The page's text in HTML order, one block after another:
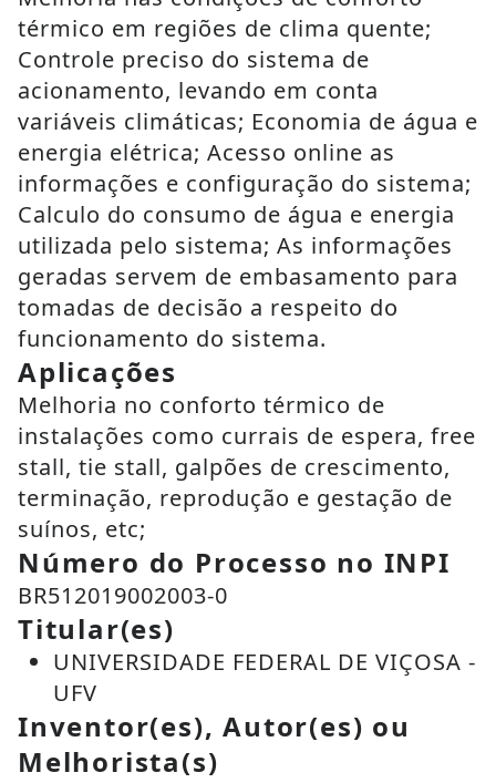
térmico em regiões de clima quente;
Controle preciso do sistema de
acionamento, levando em conta
variáveis climáticas; Economia de água e
energia elétrica; Acesso online as
informações e configuração do sistema;
Calculo do consumo de água e energia
utilizada pelo sistema; As informações
geradas servem de embasamento para
tomadas de decisão a respeito do
funcionamento do sistema.
Aplicações
Melhoria no conforto térmico de
instalações como currais de espera, free
stall, tie stall, galpões de crescimento,
terminação, reprodução e gestação de
suínos, etc;
Número do Processo no INPI
BR512019002003-0
Titular(es)
UNIVERSIDADE FEDERAL DE VIÇOSA -
UFV
Inventor(es), Autor(es) ou
Melhorista(s)